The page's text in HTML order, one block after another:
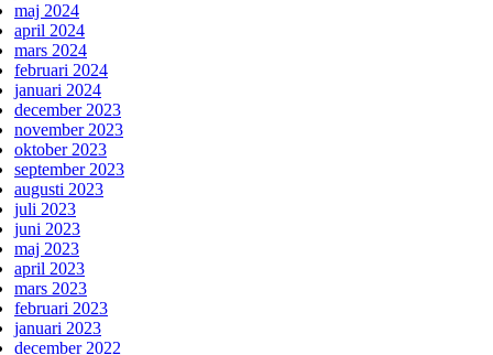
maj 2024
april 2024
mars 2024
februari 2024
januari 2024
december 2023
november 2023
oktober 2023
september 2023
augusti 2023
juli 2023
juni 2023
maj 2023
april 2023
mars 2023
februari 2023
januari 2023
december 2022